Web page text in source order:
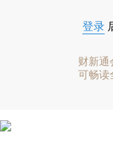
登录
财新通
可畅读